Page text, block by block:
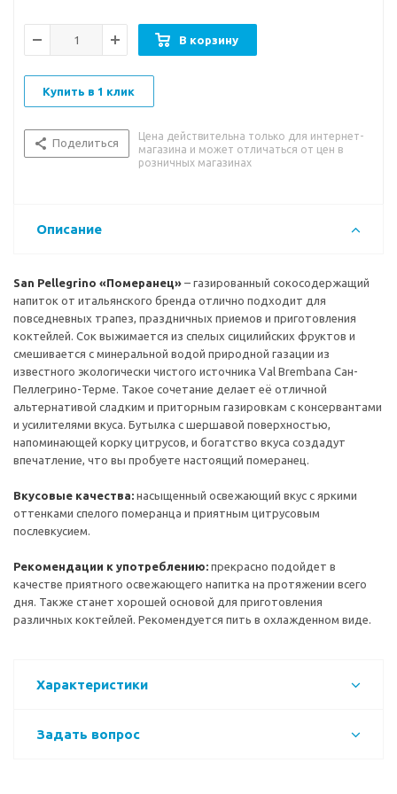
цитрусов, и богатство вкуса создадут впечатление, что вы
пробуете настоящий померанец.
Вкусовые качества:
яркими оттенками спелого померанца и приятным
Рекомендации к употреблению:прекрасно подойдет в
охлажденном виде.
В корзину
Купить в 1 клик
Поделиться
Цена действительна только для интернет-
магазина и может отличаться от цен в
розничных магазинах
Описание
San Pellegrino «Померанец» – газированный сокосодержащий
напиток от итальянского бренда отлично подходит для
повседневных трапез, праздничных приемов и приготовления
коктейлей. Сок выжимается из спелых сицилийских фруктов и
смешивается с минеральной водой природной газации из
известного экологически чистого источника Val Brembana Сан-
Пеллегрино-Терме. Такое сочетание делает её отличной
альтернативой сладким и приторным газировкам с консервантами
и усилителями вкуса. Бутылка с шершавой поверхностью,
напоминающей корку цитрусов, и богатство вкуса создадут
впечатление, что вы пробуете настоящий померанец.
Вкусовые качества: насыщенный освежающий вкус с яркими
оттенками спелого померанца и приятным цитрусовым
послевкусием.
Рекомендации к употреблению: прекрасно подойдет в
качестве приятного освежающего напитка на протяжении всего
дня. Также станет хорошей основой для приготовления
различных коктейлей. Рекомендуется пить в охлажденном виде.
Характеристики
Задать вопрос